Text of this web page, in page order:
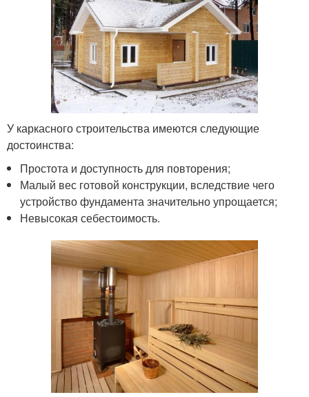
У каркасного строительства имеются следующие
достоинства:
Простота и доступность для повторения;
Малый вес готовой конструкции, вследствие чего
устройство фундамента значительно упрощается;
Невысокая себестоимость.